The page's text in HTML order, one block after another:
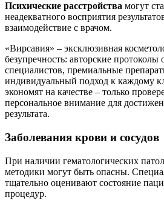
Психические расстройства могут
неадекватного восприятия
взаимодействие с врачом.
«Вирсавия» – эксклюзивная
безупречность: авторские протоколы
специалистов, премиальные
индивидуальный подход к каждому
экономят на качестве – только
персональное внимание для
результата.
Заболевания крови и сосудов
При наличии гематологических
методики могут быть опасны.
тщательно оценивают состояние
процедур.